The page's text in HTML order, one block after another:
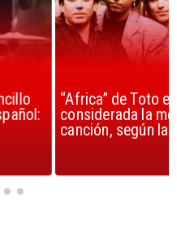
“Africa” de Toto es
considerada la mejor
canción, según la ciencia